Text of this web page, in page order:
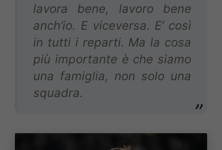
lavora bene, lavoro bene
anch’io. E viceversa. E’ così
in tutti i reparti. Ma la cosa
più importante è che siamo
una famiglia, non solo una
squadra.